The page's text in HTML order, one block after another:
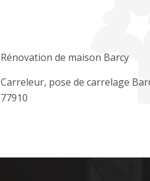
Rénovation de maison Barcy
Carreleur, pose de carrelage
77910